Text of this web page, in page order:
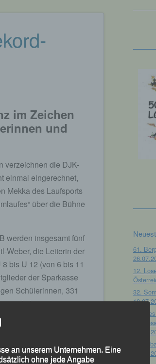
im Zeichen
und
verzeichnen die DJK-
einmal eingerechnet,
Mekka des Laufsports
über die Bühne
werden insgesamt fünf
Weber, die Leiterin der
bis U 12 (von 6 bis 11
der Sparkasse
Schülerinnen, 331
zeichnen.
und
Stockinger vom SC
innen der
auf die Strecke schickt.
61.
12.
32.
Tag
19.
an unserem Unternehmen. Eine
ohne jede Angabe